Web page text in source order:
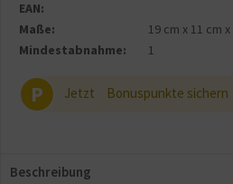
EAN:
Maße:
19 cm x 11 cm x
Mindestabnahme:
1
P Jetzt Bonuspunkte sichern
Beschreibung